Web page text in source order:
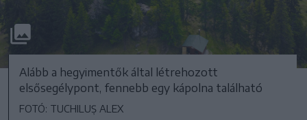
Alább a hegyimentők által létrehozott
elsősegélypont, fennebb egy kápolna található
FOTÓ: TUCHILUȘ ALEX